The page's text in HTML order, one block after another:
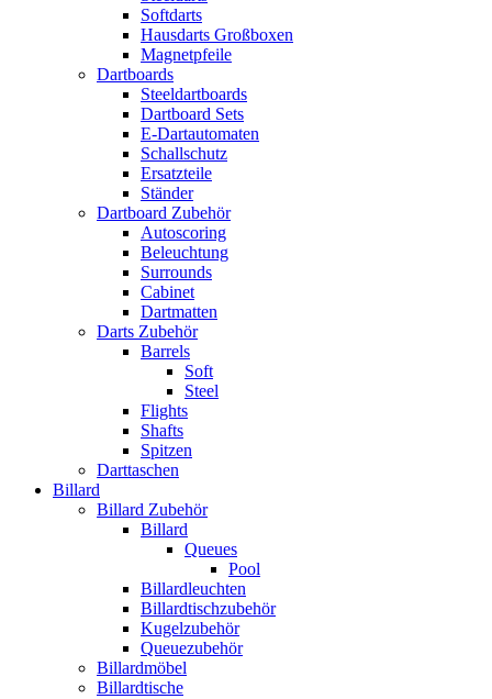
Softdarts
Hausdarts Großboxen
Magnetpfeile
Dartboards
Steeldartboards
Dartboard Sets
E-Dartautomaten
Schallschutz
Ersatzteile
Ständer
Dartboard Zubehör
Autoscoring
Beleuchtung
Surrounds
Cabinet
Dartmatten
Darts Zubehör
Barrels
Soft
Steel
Flights
Shafts
Spitzen
Darttaschen
Billard
Billard Zubehör
Billard
Queues
Pool
Billardleuchten
Billardtischzubehör
Kugelzubehör
Queuezubehör
Billardmöbel
Billardtische